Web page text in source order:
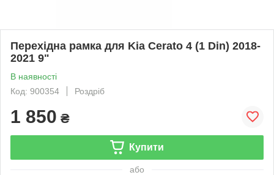
Перехідна рамка для Kia Cerato 4 (1 Din) 2018-
2021 9"
В наявності
Код: 900354
Роздріб
1 850 ₴
Купити
або